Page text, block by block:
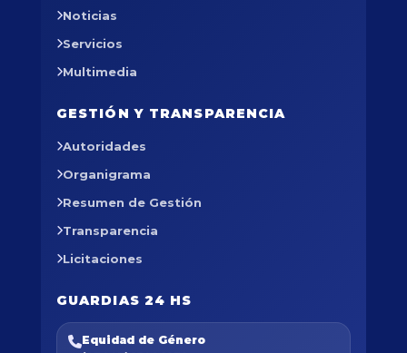
Noticias
Servicios
Multimedia
GESTIÓN Y TRANSPARENCIA
Autoridades
Organigrama
Resumen de Gestión
Transparencia
Licitaciones
GUARDIAS 24 HS
Equidad de Género